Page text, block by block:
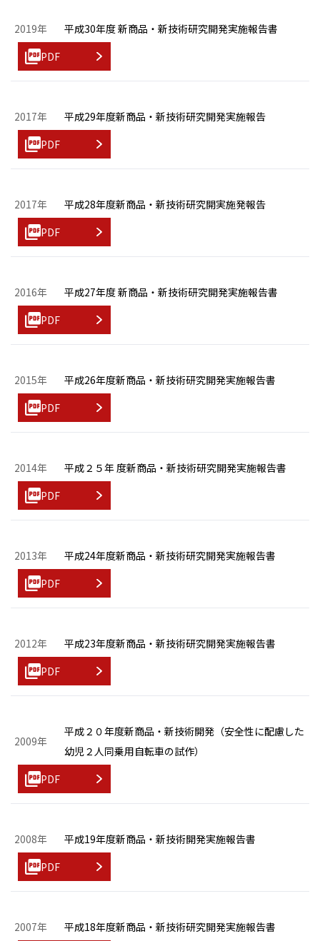
2019年
平成30年度 新商品・新技術研究開発実施報告書
PDF
2017年
平成29年度新商品・新技術研究開発実施報告
PDF
2017年
平成28年度新商品・新技術研究開実施発報告
PDF
2016年
平成27年度 新商品・新技術研究開発実施報告書
PDF
2015年
平成26年度新商品・新技術研究開発実施報告書
PDF
2014年
平成２５年 度新商品・新技術研究開発実施報告書
PDF
2013年
平成24年度新商品・新技術研究開発実施報告書
PDF
2012年
平成23年度新商品・新技術研究開発実施報告書
PDF
2009年
平成２０年度新商品・新技術開発（安全性に配慮した
幼児２人同乗用自転車の試作）
PDF
2008年
平成19年度新商品・新技術開発実施報告書
PDF
2007年 平成18年度新商品・新技術研究開発実施報告書